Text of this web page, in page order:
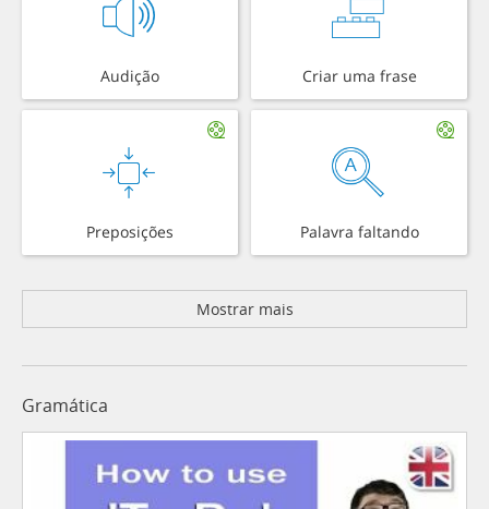
Audição Criar uma frase
Preposições Palavra faltando
Mostrar mais
Gramática